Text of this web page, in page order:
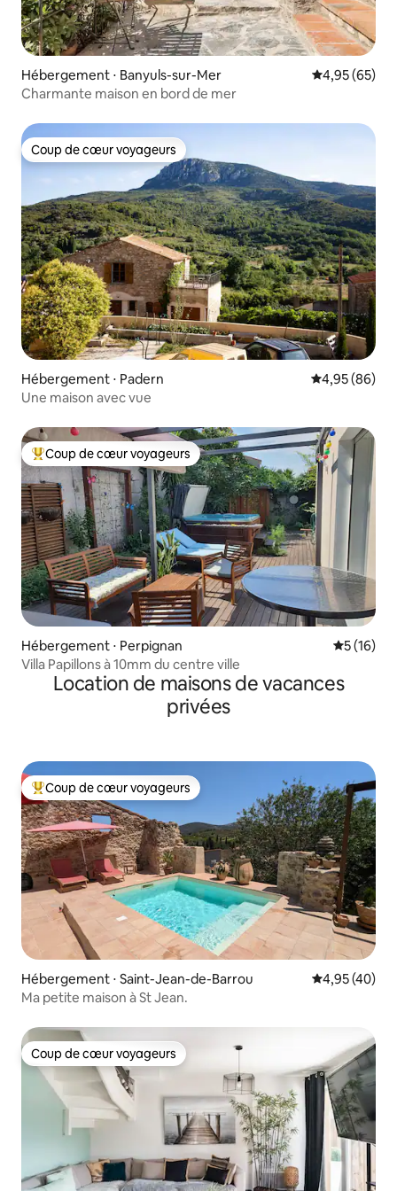
Hébergement ⋅ Banyuls-sur-Mer Évaluation
4,95 (65)
Charmante maison en bord de mer
Coup de cœur voyageurs
Coup de cœur voyageurs
Hébergement ⋅ Padern Évaluation
4,95 (86)
Une maison avec vue
Coups de cœur voyageurs les plus appréciés
Coup de cœur voyageurs
Hébergement ⋅ Perpignan
5 (16)
Villa Papillons à 10mm du centre ville
Location de maisons de vacances
privées
Coups de cœur voyageurs les plus appréciés
Coup de cœur voyageurs
Hébergement ⋅ Saint-Jean-de-Barrou Évaluation
4,95 (40)
Ma petite maison à St Jean.
Coup de cœur voyageurs
Coup de cœur voyageurs